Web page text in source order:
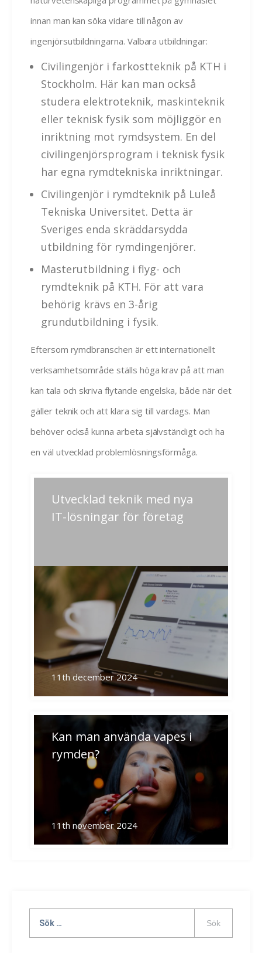
innan man kan söka vidare till någon av
ingenjörsutbildningarna. Valbara utbildningar:
Civilingenjör i farkostteknik på KTH i
Stockholm. Här kan man också
studera elektroteknik, maskinteknik
eller teknisk fysik som möjliggör en
inriktning mot rymdsystem. En del
civilingenjörsprogram i teknisk fysik
har egna rymdtekniska inriktningar.
Civilingenjör i rymdteknik på Luleå
Tekniska Universitet. Detta är
Sveriges enda skräddarsydda
utbildning för rymdingenjörer.
Masterutbildning i flyg- och
rymdteknik på KTH. För att vara
behörig krävs en 3-årig
grundutbildning i fysik.
Eftersom rymdbranschen är ett internationellt
verksamhetsområde ställs höga krav på att man
kan tala och skriva flytande engelska, både när det
gäller teknik och att klara sig till vardags. Man
behöver också kunna arbeta självständigt och ha
en väl utvecklad problemlösningsförmåga.
Inläggsnavigering
Previous
post:
Utvecklad teknik med nya
IT-lösningar för företag
11th december 2024
Kan man använda vapes i
rymden?
11th november 2024
efter: